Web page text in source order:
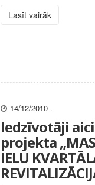
Lasīt vairāk
14/12/2010 .
Iedzīvotāji
projekta
IELU